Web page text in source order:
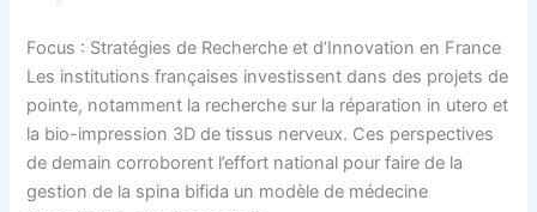
Focus : Stratégies de Recherche et d’Innovation en France
Les institutions françaises investissent dans des projets de
pointe, notamment la recherche sur la réparation in utero et
la bio-impression 3D de tissus nerveux. Ces perspectives
de demain corroborent l’effort national pour faire de la
gestion de la spina bifida un modèle de médecine